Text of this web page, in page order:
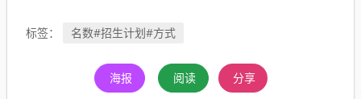
标签： 名数#招生计划#方式
海报 阅读 分享